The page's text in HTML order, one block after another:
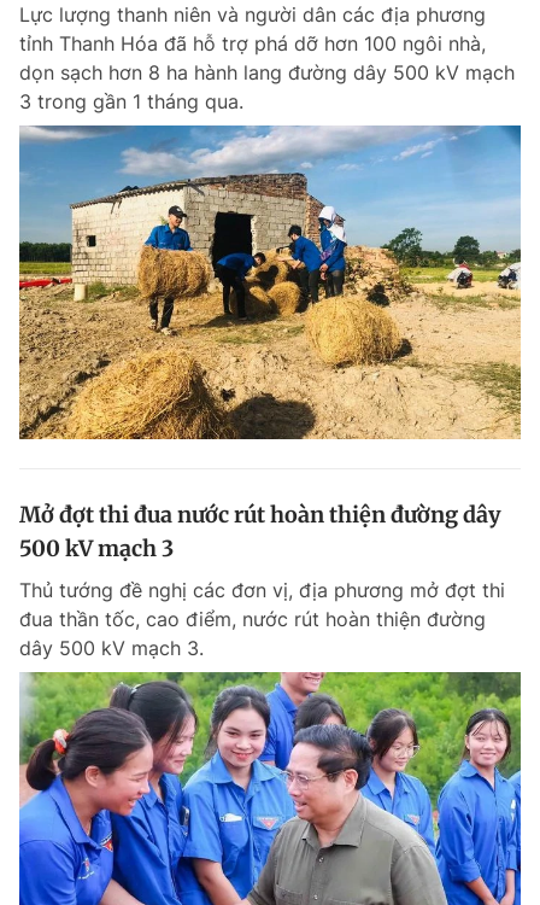
Lực lượng thanh niên và người dân các địa phương
tỉnh Thanh Hóa đã hỗ trợ phá dỡ hơn 100 ngôi nhà,
dọn sạch hơn 8 ha hành lang đường dây 500 kV mạch
3 trong gần 1 tháng qua.
Mở đợt thi đua nước rút hoàn thiện đường dây
500 kV mạch 3
Thủ tướng đề nghị các đơn vị, địa phương mở đợt thi
đua thần tốc, cao điểm, nước rút hoàn thiện đường
dây 500 kV mạch 3.